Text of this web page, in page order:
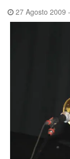
27 Agosto 2009 -